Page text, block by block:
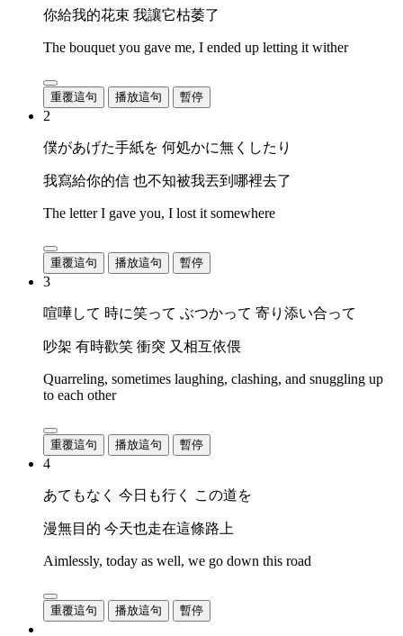
你給我的花束 我讓它枯萎了
The bouquet you gave me, I ended up letting it wither
重覆這句 播放這句 暫停
2
僕があげた手紙を 何処かに無くしたり
我寫給你的信 也不知被我丟到哪裡去了
The letter I gave you, I lost it somewhere
重覆這句 播放這句 暫停
3
喧嘩して 時に笑って ぶつかって 寄り添い合って
吵架 有時歡笑 衝突 又相互依偎
Quarreling, sometimes laughing, clashing, and snuggling up
to each other
重覆這句 播放這句 暫停
4
あてもなく 今日も行く この道を
漫無目的 今天也走在這條路上
Aimlessly, today as well, we go down this road
重覆這句 播放這句 暫停